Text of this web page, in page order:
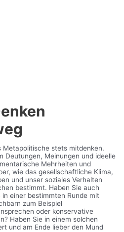
Metapolitische stets mitdenken.
Deutungen, Meinungen und ideelle
Mehrheiten und
wie das gesellschaftliche Klima,
und unser soziales Verhalten
bestimmt. Haben Sie auch
einer bestimmten Runde mit
zum Beispiel
oder konservative
Haben Sie in einem solchen
und am Ende lieber den Mund